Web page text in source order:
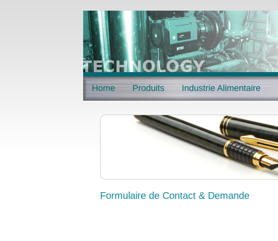
Home Produits Industrie Alimentaire
Formulaire de Contact & Demande